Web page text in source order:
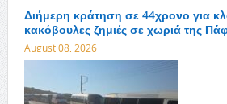
Διήμερη κράτηση σε 44χρονο για
κακόβουλες ζημιές σε χωριά της
August 08, 2026